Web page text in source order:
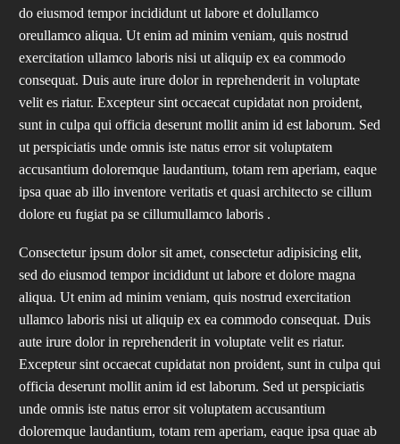
do eiusmod tempor incididunt ut labore et dolullamco
oreullamco aliqua. Ut enim ad minim veniam, quis nostrud
exercitation ullamco laboris nisi ut aliquip ex ea commodo
consequat. Duis aute irure dolor in reprehenderit in voluptate
velit es riatur. Excepteur sint occaecat cupidatat non proident,
sunt in culpa qui officia deserunt mollit anim id est laborum. Sed
ut perspiciatis unde omnis iste natus error sit voluptatem
accusantium doloremque laudantium, totam rem aperiam, eaque
ipsa quae ab illo inventore veritatis et quasi architecto se cillum
dolore eu fugiat pa se cillumullamco laboris .
Consectetur ipsum dolor sit amet, consectetur adipisicing elit,
sed do eiusmod tempor incididunt ut labore et dolore magna
aliqua. Ut enim ad minim veniam, quis nostrud exercitation
ullamco laboris nisi ut aliquip ex ea commodo consequat. Duis
aute irure dolor in reprehenderit in voluptate velit es riatur.
Excepteur sint occaecat cupidatat non proident, sunt in culpa qui
officia deserunt mollit anim id est laborum. Sed ut perspiciatis
unde omnis iste natus error sit voluptatem accusantium
doloremque laudantium, totam rem aperiam, eaque ipsa quae ab